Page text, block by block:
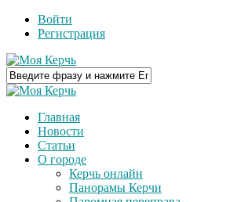
Войти
Регистрация
Главная
Новости
Статьи
О городе
Керчь онлайн
Панорамы Керчи